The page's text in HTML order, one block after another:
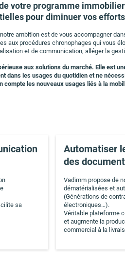
votre programme
pour diminuer vos
ambition est de vous accompagner
aux procédures chronophages qui vous
et de communication, alléger la
aux solutions du marché. Elle est
dans les usages du quotidien et ne
les nouveaux usages liés à la
sa
Automatiser
des
Vadimm propose de
dématérialisées et
(Générations de
électroniques…).
Véritable plateforme
et augmente la
commercial à la